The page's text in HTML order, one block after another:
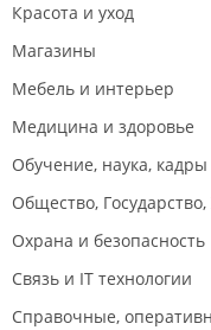
Красота и уход
Магазины
Мебель и интерьер
Медицина и здоровье
Обучение, наука, кадры
Общество,
Охрана и безопасность
Связь и IT технологии
Справочные,